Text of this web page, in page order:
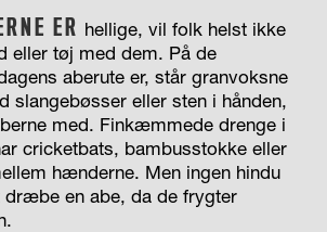
ER hellige, vil folk helst ikke
eller tøj med dem. På de
aberute er, står granvoksne
slangebøsser eller sten i hånden,
med. Finkæmmede drenge i
cricketbats, bambusstokke eller
hænderne. Men ingen hindu
dræbe en abe, da de frygter